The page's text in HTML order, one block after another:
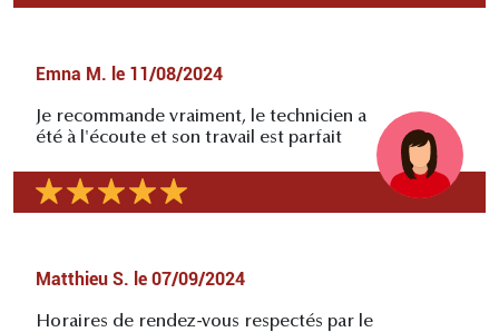
Emna M. le 11/08/2024
Je recommande vraiment, le technicien a
été à l'écoute et son travail est parfait
Matthieu S. le 07/09/2024
Horaires de rendez-vous respectés par le